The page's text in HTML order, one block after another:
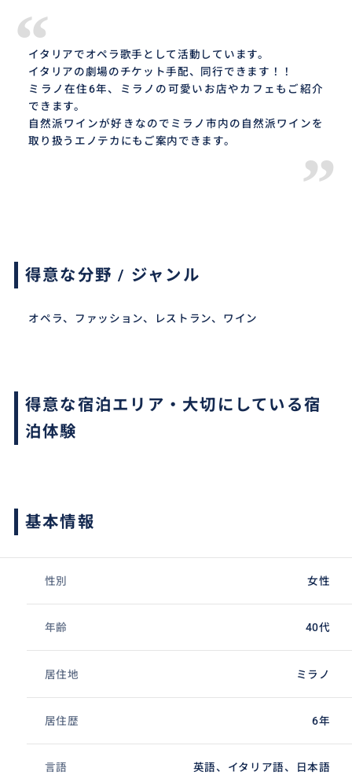
“
イタリアでオペラ歌手として活動しています。
イタリアの劇場のチケット手配、同行できます！！
ミラノ在住6年、ミラノの可愛いお店やカフェもご紹介
できます。
自然派ワインが好きなのでミラノ市内の自然派ワインを
取り扱うエノテカにもご案内できます。
”
得意な分野 / ジャンル
オペラ、ファッション、レストラン、ワイン
得意な宿泊エリア・大切にしている宿
泊体験
基本情報
性別 女性
年齢 40代
居住地 ミラノ
居住歴 6年
言語 英語、イタリア語、日本語